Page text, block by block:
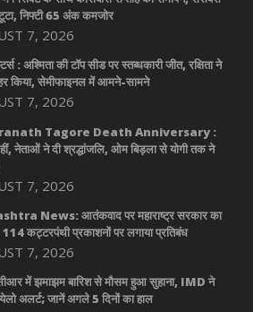
निफ्टी 65 अंक कमजोर
7, 2026
: अश्मिता की टॉप सीड पर स्तब्धकारी जीत, रक्षिता ने
किया, सेमीफाइनल में आमने-सामने
7, 2026
Tagore Death Anniversary :
नेताओं ने दी श्रद्धांजलि, ओम बिड़ला से योगी तक ने
7, 2026
News: आतंकवाद पर महाराष्ट्र सरकार का
कट्टरपंथी प्रकाशनों पर लगाया प्रतिबंध
7, 2026
में झमाझम बारिश से मौसम हुआ सुहाना, IMD ने
येलो अलर्ट; जानें अगले 5 दिनों का हाल